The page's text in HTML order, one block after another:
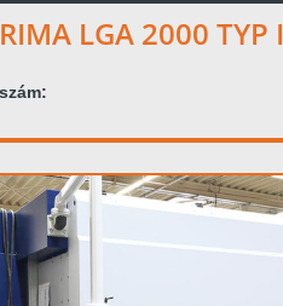
LGA 2000 TYP I